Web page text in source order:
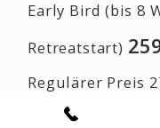
Early Bird (bis 8
Retreatstart) 25
Regulärer Preis